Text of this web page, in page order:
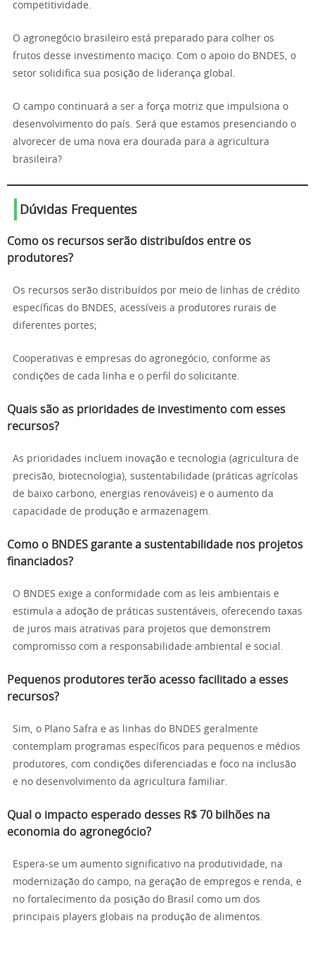
competitividade.
O agronegócio brasileiro está preparado para colher os
frutos desse investimento maciço. Com o apoio do BNDES, o
setor solidifica sua posição de liderança global.
O campo continuará a ser a força motriz que impulsiona o
desenvolvimento do país. Será que estamos presenciando o
alvorecer de uma nova era dourada para a agricultura
brasileira?
Dúvidas Frequentes
Como os recursos serão distribuídos entre os
produtores?
Os recursos serão distribuídos por meio de linhas de crédito
específicas do BNDES, acessíveis a produtores rurais de
diferentes portes;
Cooperativas e empresas do agronegócio, conforme as
condições de cada linha e o perfil do solicitante.
Quais são as prioridades de investimento com esses
recursos?
As prioridades incluem inovação e tecnologia (agricultura de
precisão, biotecnologia), sustentabilidade (práticas agrícolas
de baixo carbono, energias renováveis) e o aumento da
capacidade de produção e armazenagem.
Como o BNDES garante a sustentabilidade nos projetos
financiados?
O BNDES exige a conformidade com as leis ambientais e
estimula a adoção de práticas sustentáveis, oferecendo taxas
de juros mais atrativas para projetos que demonstrem
compromisso com a responsabilidade ambiental e social.
Pequenos produtores terão acesso facilitado a esses
recursos?
Sim, o Plano Safra e as linhas do BNDES geralmente
contemplam programas específicos para pequenos e médios
produtores, com condições diferenciadas e foco na inclusão
e no desenvolvimento da agricultura familiar.
Qual o impacto esperado desses R$ 70 bilhões na
economia do agronegócio?
Espera-se um aumento significativo na produtividade, na
modernização do campo, na geração de empregos e renda, e
no fortalecimento da posição do Brasil como um dos
principais players globais na produção de alimentos.